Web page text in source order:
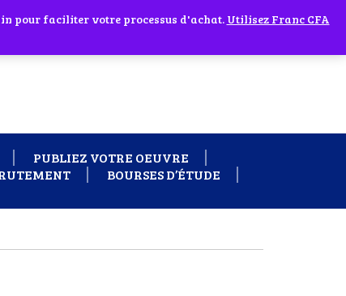
PUBLIEZ VOTRE OEUVRE
BOURSES D’ÉTUDE
Ignorer
pour faciliter votre processus d'achat. Utilisez Franc CFA